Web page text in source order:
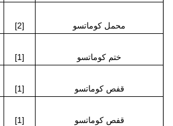
[2] محمل كوماتسو
[1] ختم كوماتسو
[1] قفص كوماتسو
[1] قفص كوماتسو